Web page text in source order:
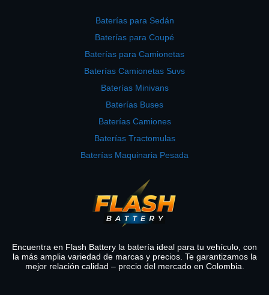
Baterías para Sedán
Baterías para Coupé
Baterías para Camionetas
Baterías Camionetas Suvs
Baterías Minivans
Baterías Buses
Baterías Camiones
Baterías Tractomulas
Baterías Maquinaria Pesada
Encuentra en Flash Battery la batería ideal para tu vehículo, con
la más amplia variedad de marcas y precios. Te garantizamos la
mejor relación calidad – precio del mercado en Colombia.